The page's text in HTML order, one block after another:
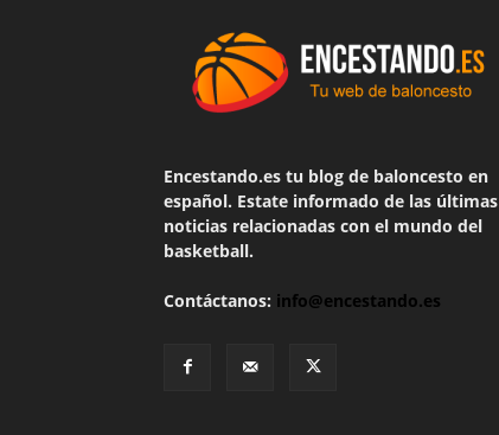
Encestando.es tu blog de baloncesto en
español. Estate informado de las últimas
noticias relacionadas con el mundo del
basketball.
Contáctanos: info@encestando.es